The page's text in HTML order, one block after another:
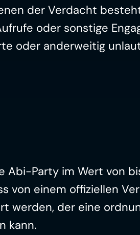
der Verdacht
oder sonstige
oder anderweitig
Abi-Party im Wert von
von einem offiziellen
werden, der eine
kann.